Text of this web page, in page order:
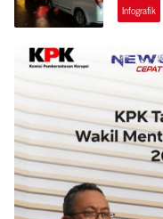
Infografik